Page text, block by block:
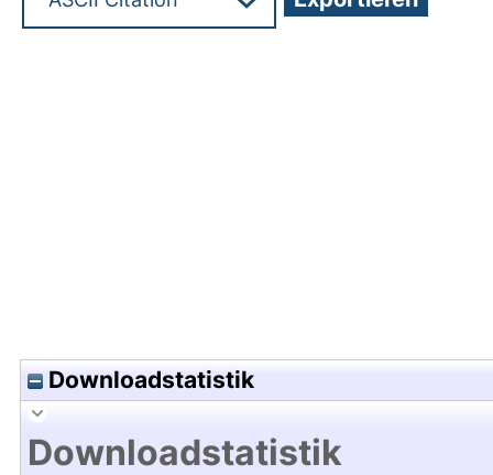
Downloadstatistik
Downloadstatistik